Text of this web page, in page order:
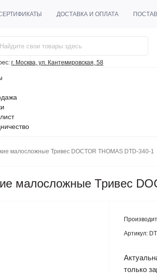
ДОСТАВКА И ОПЛАТА
г. Москва, ул. Кантемировская, 58
малосложные Тривес DOCTOR THOMAS DTD-340-1
малосложные Тривес
Артикул:
только